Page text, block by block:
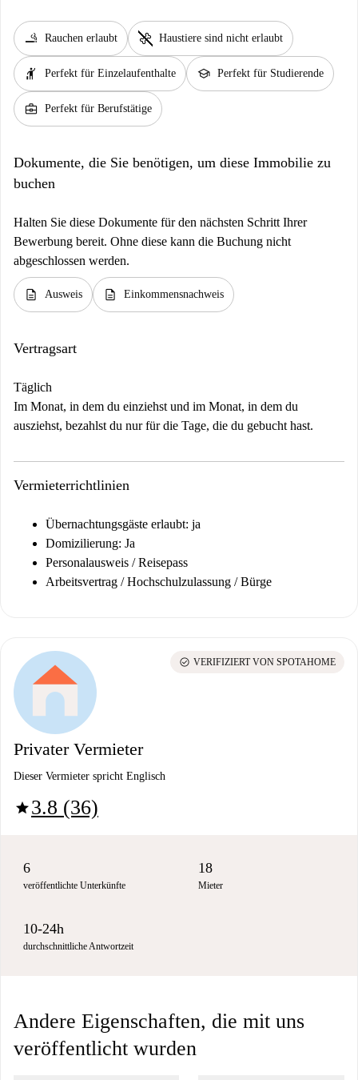
smoking_rooms Rauchen erlaubt pet_supplies Haustiere sind nicht erlaubt
hail Perfekt für Einzelaufenthalte school Perfekt für Studierende
business_center Perfekt für Berufstätige
Dokumente, die Sie benötigen, um diese Immobilie zu
buchen
Halten Sie diese Dokumente für den nächsten Schritt Ihrer
Bewerbung bereit. Ohne diese kann die Buchung nicht
abgeschlossen werden.
description Ausweis description Einkommensnachweis
Vertragsart
Täglich
Im Monat, in dem du einziehst und im Monat, in dem du
ausziehst, bezahlst du nur für die Tage, die du gebucht hast.
Vermieterrichtlinien
Übernachtungsgäste erlaubt: ja
Domizilierung: Ja
Personalausweis / Reisepass
Arbeitsvertrag / Hochschulzulassung / Bürge
Privater Vermieter
Dieser Vermieter spricht Englisch
star3.8 (36)
check_circle VERIFIZIERT VON SPOTAHOME
6
veröffentlichte Unterkünfte
18
Mieter
10-24h
durchschnittliche Antwortzeit
Andere Eigenschaften, die mit uns
veröffentlicht wurden